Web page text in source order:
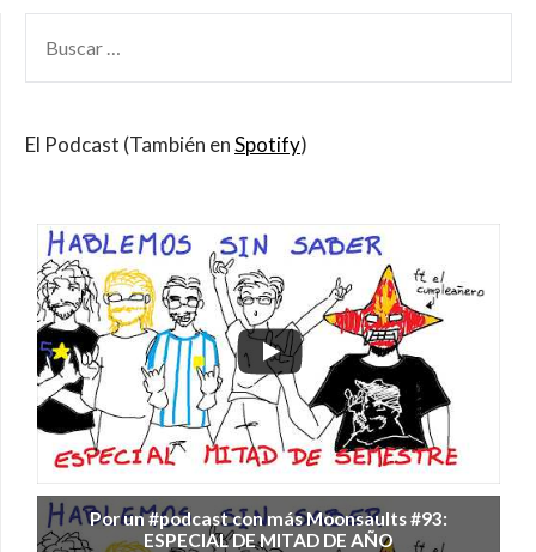
POR:
El Podcast (También enSpotify)
Por un #podcast con más Moonsaults #93:
ESPECIAL DE MITAD DE AÑO